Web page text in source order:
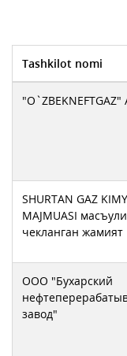
Tashkilot nomi
"O`ZBEKNEFTGAZ"
SHURTAN GAZ
MAJMUASI
чекланган жамият
ООО "Бухарский
завод"